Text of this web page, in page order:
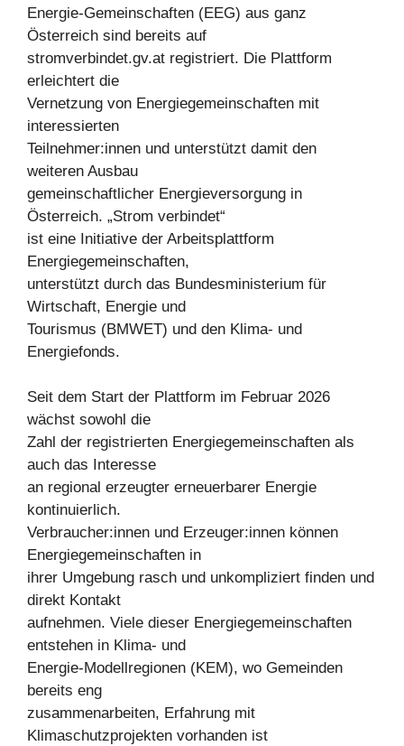
Energie-Gemeinschaften (EEG) aus ganz
Österreich sind bereits auf
stromverbindet.gv.at registriert. Die Plattform
erleichtert die
Vernetzung von Energiegemeinschaften mit
interessierten
Teilnehmer:innen und unterstützt damit den
weiteren Ausbau
gemeinschaftlicher Energieversorgung in
Österreich. „Strom verbindet“
ist eine Initiative der Arbeitsplattform
Energiegemeinschaften,
unterstützt durch das Bundesministerium für
Wirtschaft, Energie und
Tourismus (BMWET) und den Klima- und
Energiefonds.
Seit dem Start der Plattform im Februar 2026
wächst sowohl die
Zahl der registrierten Energiegemeinschaften als
auch das Interesse
an regional erzeugter erneuerbarer Energie
kontinuierlich.
Verbraucher:innen und Erzeuger:innen können
Energiegemeinschaften in
ihrer Umgebung rasch und unkompliziert finden und
direkt Kontakt
aufnehmen. Viele dieser Energiegemeinschaften
entstehen in Klima- und
Energie-Modellregionen (KEM), wo Gemeinden
bereits eng
zusammenarbeiten, Erfahrung mit
Klimaschutzprojekten vorhanden ist